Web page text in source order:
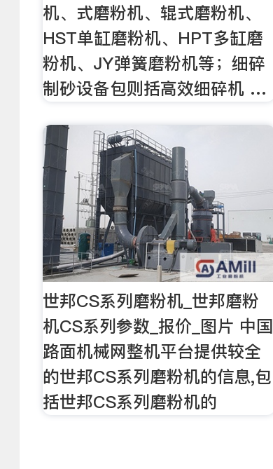
机、式磨粉机、辊式磨粉机、
HST单缸磨粉机、HPT多缸磨
粉机、JY弹簧磨粉机等；细碎
制砂设备包则括高效细碎机 …
世邦CS系列磨粉机_世邦磨粉
机CS系列参数_报价_图片 中国
路面机械网整机平台提供较全
的世邦CS系列磨粉机的信息,包
括世邦CS系列磨粉机的